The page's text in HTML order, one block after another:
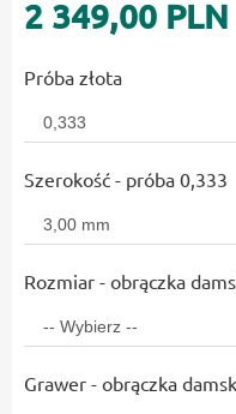
2 349,00 PLN
Próba złota
Szerokość - próba 0,333
Rozmiar - obrączka
Grawer - obrączka